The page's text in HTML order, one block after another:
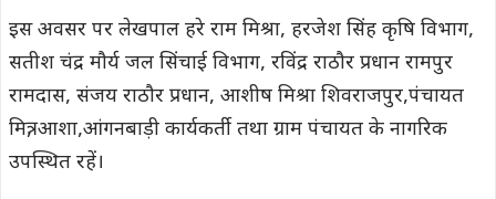
इस अवसर पर लेखपाल हरे राम मिश्रा, हरजेश सिंह कृषि विभाग,
सतीश चंद्र मौर्य जल सिंचाई विभाग, रविंद्र राठौर प्रधान रामपुर
रामदास, संजय राठौर प्रधान, आशीष मिश्रा शिवराजपुर,पंचायत
मित्र, आशा,आंगनबाड़ी कार्यकर्ती तथा ग्राम पंचायत के नागरिक
उपस्थित रहें।